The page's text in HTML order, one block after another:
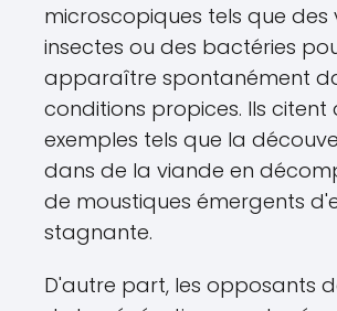
microscopiques tels que des
insectes ou des bactéries
apparaître spontanément
conditions propices. Ils citent
exemples tels que la
dans de la viande en
de moustiques émergents
stagnante.
D'autre part, les opposants